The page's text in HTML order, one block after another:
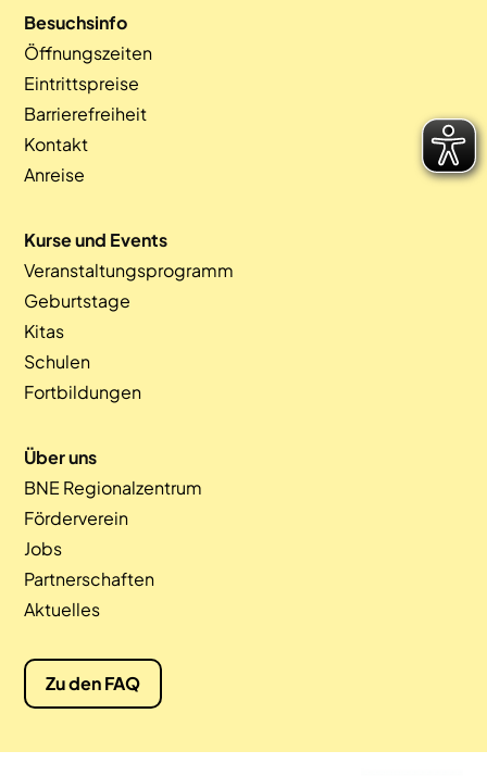
Besuchsinfo
Öffnungszeiten
Eintrittspreise
Barrierefreiheit
Kontakt
Anreise
Kurse und Events
Veranstaltungsprogramm
Geburtstage
Kitas
Schulen
Fortbildungen
Über uns
BNE Regionalzentrum
Förderverein
Jobs
Partnerschaften
Aktuelles
Zu den FAQ